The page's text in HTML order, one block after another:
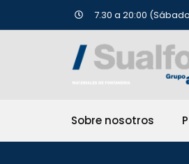
7.30 a 20:00
Sobre nosotros